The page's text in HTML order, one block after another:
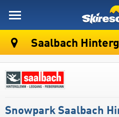
Saalbach Hinterglemm
Snowpark Saalbach